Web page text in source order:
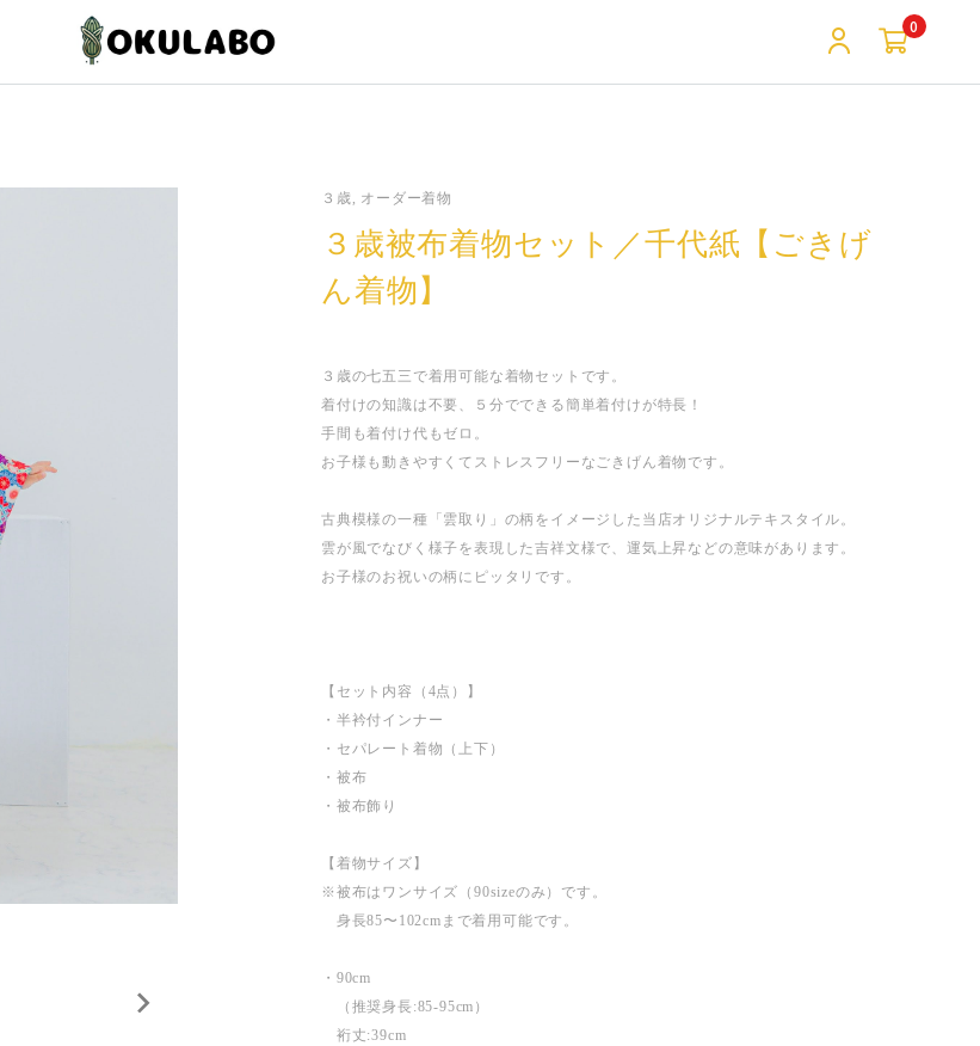
0
３歳, オーダー着物
３歳被布着物セット／千代紙【ごきげ
ん着物】
３歳の七五三で着用可能な着物セットです。
着付けの知識は不要、５分でできる簡単着付けが特長！
手間も着付け代もゼロ。
お子様も動きやすくてストレスフリーなごきげん着物です。
古典模様の一種「雲取り」の柄をイメージした当店オリジナルテキスタイル。
雲が風でなびく様子を表現した吉祥文様で、運気上昇などの意味があります。
お子様のお祝いの柄にピッタリです。
【セット内容（4点）】
・半衿付インナー
・セパレート着物（上下）
・被布
・被布飾り
【着物サイズ】
※被布はワンサイズ（90sizeのみ）です。
身長85〜102cmまで着用可能です。
・90cm
（推奨身長:85-95cm）
裄丈:39cm